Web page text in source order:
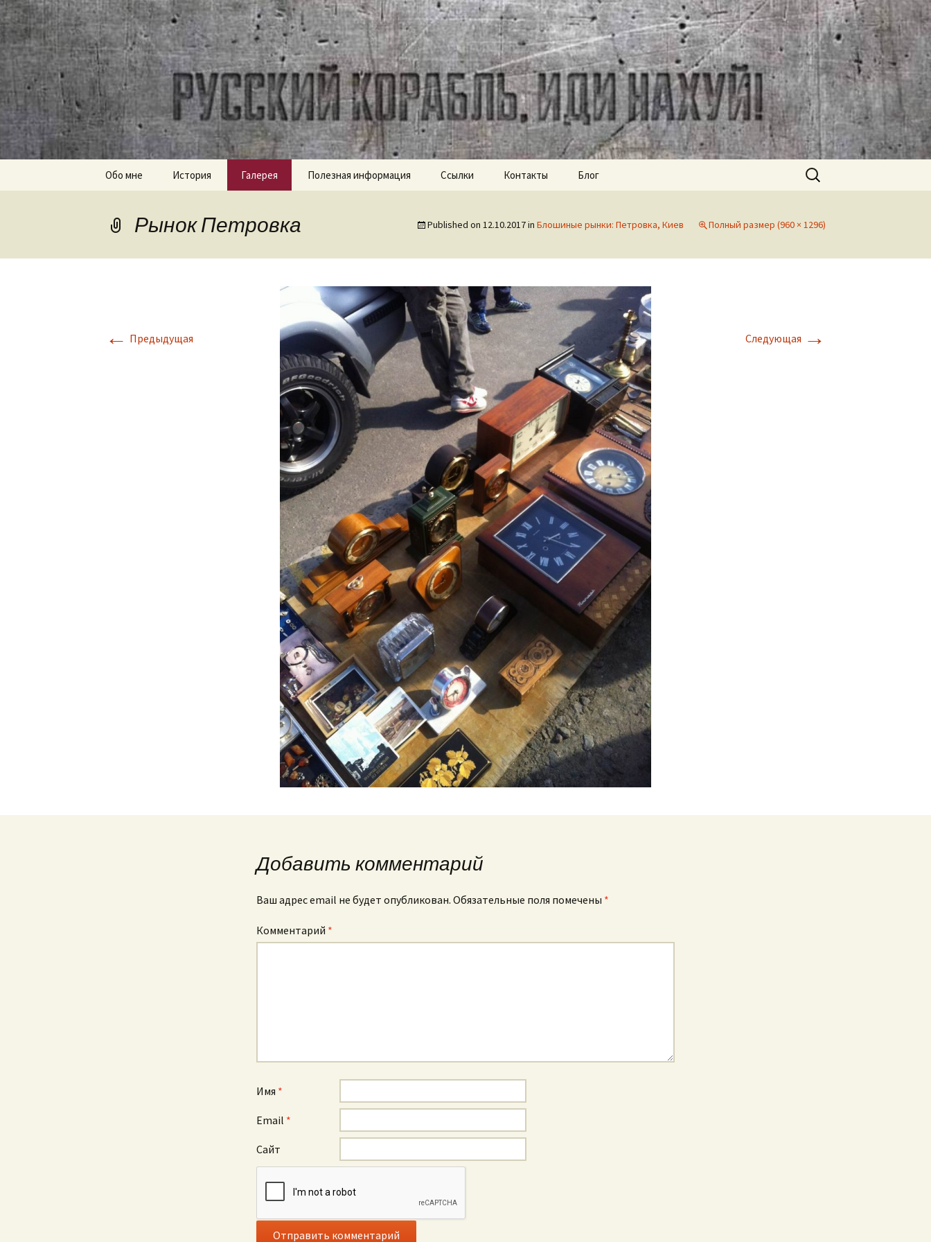
ussr-watch.com
Часовое наследие СССР
Перейти
Обо мне История Галерея Полезная информация Ссылки Контакты Блог
Найти:
Рынок Петровка Published on 12.10.2017in Блошиные рынки: Петровка, Киев Полный размер (960 × 1296)
← Предыдущая Следующая →
Добавить комментарий
Ваш адрес email не будет опубликован. Обязательные поля помечены *
Комментарий *
Имя *
Email *
Сайт